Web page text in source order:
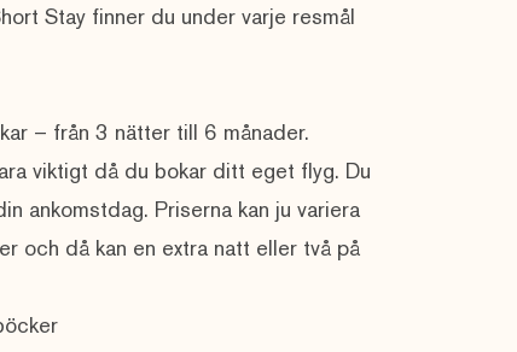
Stay finner du under varje resmål
– från 3 nätter till 6 månader.
viktigt då du bokar ditt eget flyg. Du
ankomstdag. Priserna kan ju variera
och då kan en extra natt eller två på